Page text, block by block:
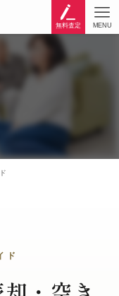
無料査定 MENU
ド